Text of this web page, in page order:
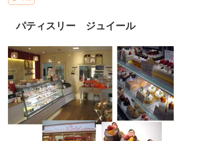
パティスリー ジュイール